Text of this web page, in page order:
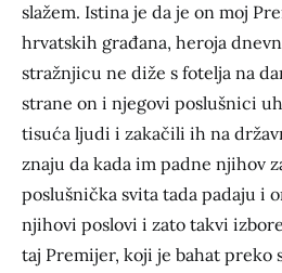
slažem. Istina je da je on moj
hrvatskih građana, heroja
stražnjicu ne diže s fotelja na
strane on i njegovi poslušnici
tisuća ljudi i zakačili ih na
znaju da kada im padne njihov
poslušnička svita tada padaju i
njihovi poslovi i zato takvi
taj Premijer, koji je bahat preko